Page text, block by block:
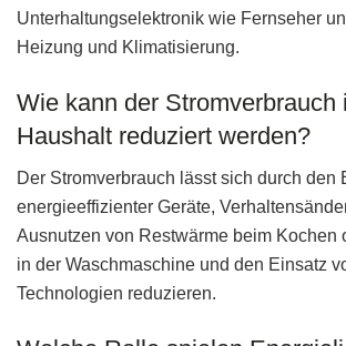
Unterhaltungselektronik wie Fernseher
Heizung und Klimatisierung.
Wie kann der Stromverbrauch
Haushalt reduziert werden?
Der Stromverbrauch lässt sich durch den
energieeffizienter Geräte,
Ausnutzen von Restwärme beim Kochen
in der Waschmaschine und den Einsatz
Technologien reduzieren.